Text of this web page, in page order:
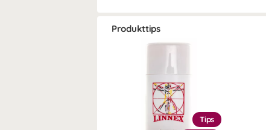
Produkttips
Tips